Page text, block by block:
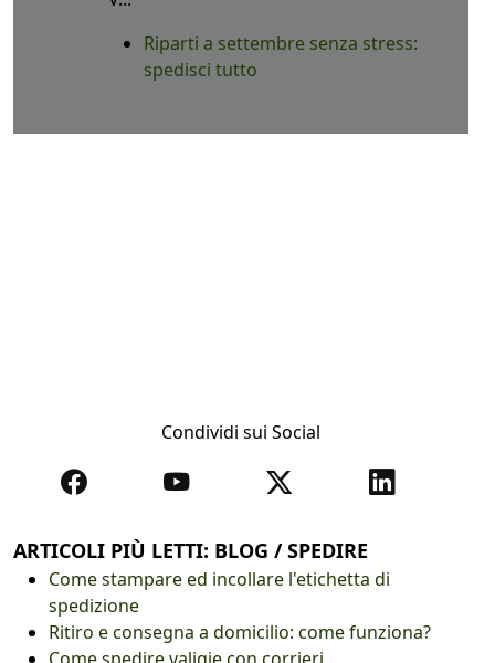
Riparti a settembre senza stress:
spedisci tutto
Condividi sui Social
ARTICOLI PIÙ LETTI: BLOG / SPEDIRE
Come stampare ed incollare l'etichetta di
spedizione
Ritiro e consegna a domicilio: come funziona?